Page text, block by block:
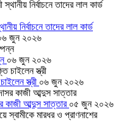
নির্বাচনে তাদের লাল কার্ড
জুন ২০২৬
০৬ জুন ২০২৬
স্ত্রী ০৬ জুন ২০২৬
কাজী আব্দুস সাত্তার ০৫ জুন ২০২৬